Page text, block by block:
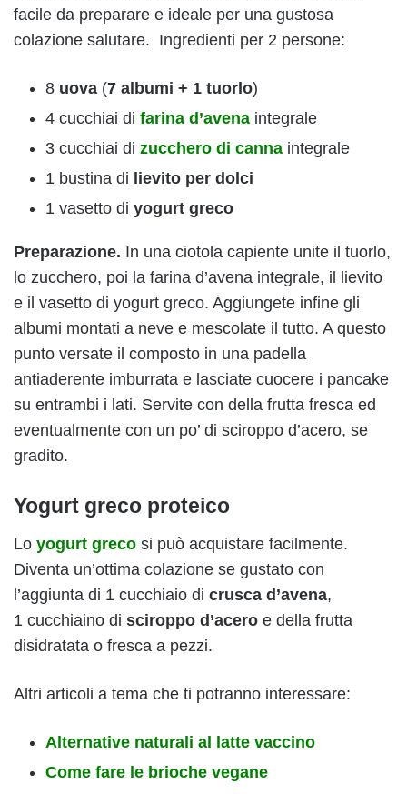
facile da preparare e ideale per una gustosa
colazione salutare. Ingredienti per 2 persone:
8 uova (7 albumi + 1 tuorlo)
4 cucchiai di farina d’avena integrale
3 cucchiai di zucchero di canna integrale
1 bustina di lievito per dolci
1 vasetto di yogurt greco
Preparazione. In una ciotola capiente unite il tuorlo,
lo zucchero, poi la farina d’avena integrale, il lievito
e il vasetto di yogurt greco. Aggiungete infine gli
albumi montati a neve e mescolate il tutto. A questo
punto versate il composto in una padella
antiaderente imburrata e lasciate cuocere i pancake
su entrambi i lati. Servite con della frutta fresca ed
eventualmente con un po’ di sciroppo d’acero, se
gradito.
Yogurt greco proteico
Lo yogurt greco si può acquistare facilmente.
Diventa un’ottima colazione se gustato con
l’aggiunta di 1 cucchiaio di crusca d’avena,
1 cucchiaino di sciroppo d’acero e della frutta
disidratata o fresca a pezzi.
Altri articoli a tema che ti potranno interessare:
Alternative naturali al latte vaccino
Come fare le brioche vegane